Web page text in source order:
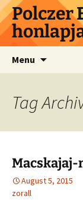
Skip
to
content
Polczer
Menu
Tag
Macskajaj-
August 5, 2015
zorall